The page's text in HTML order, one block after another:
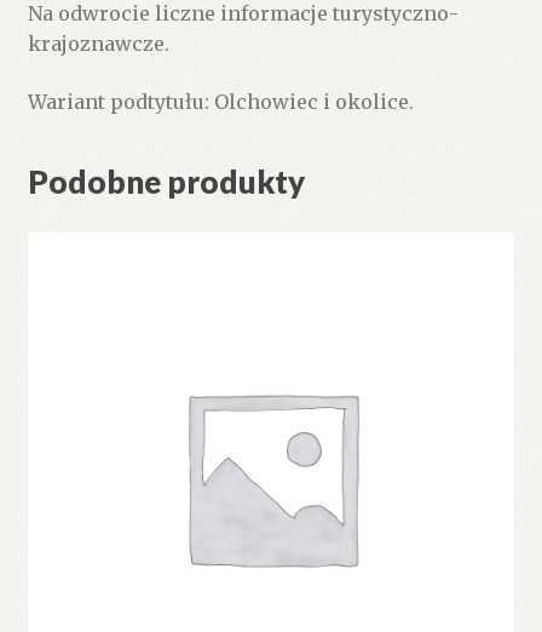
Na odwrocie liczne informacje turystyczno-
krajoznawcze.
Wariant podtytułu: Olchowiec i okolice.
Podobne produkty